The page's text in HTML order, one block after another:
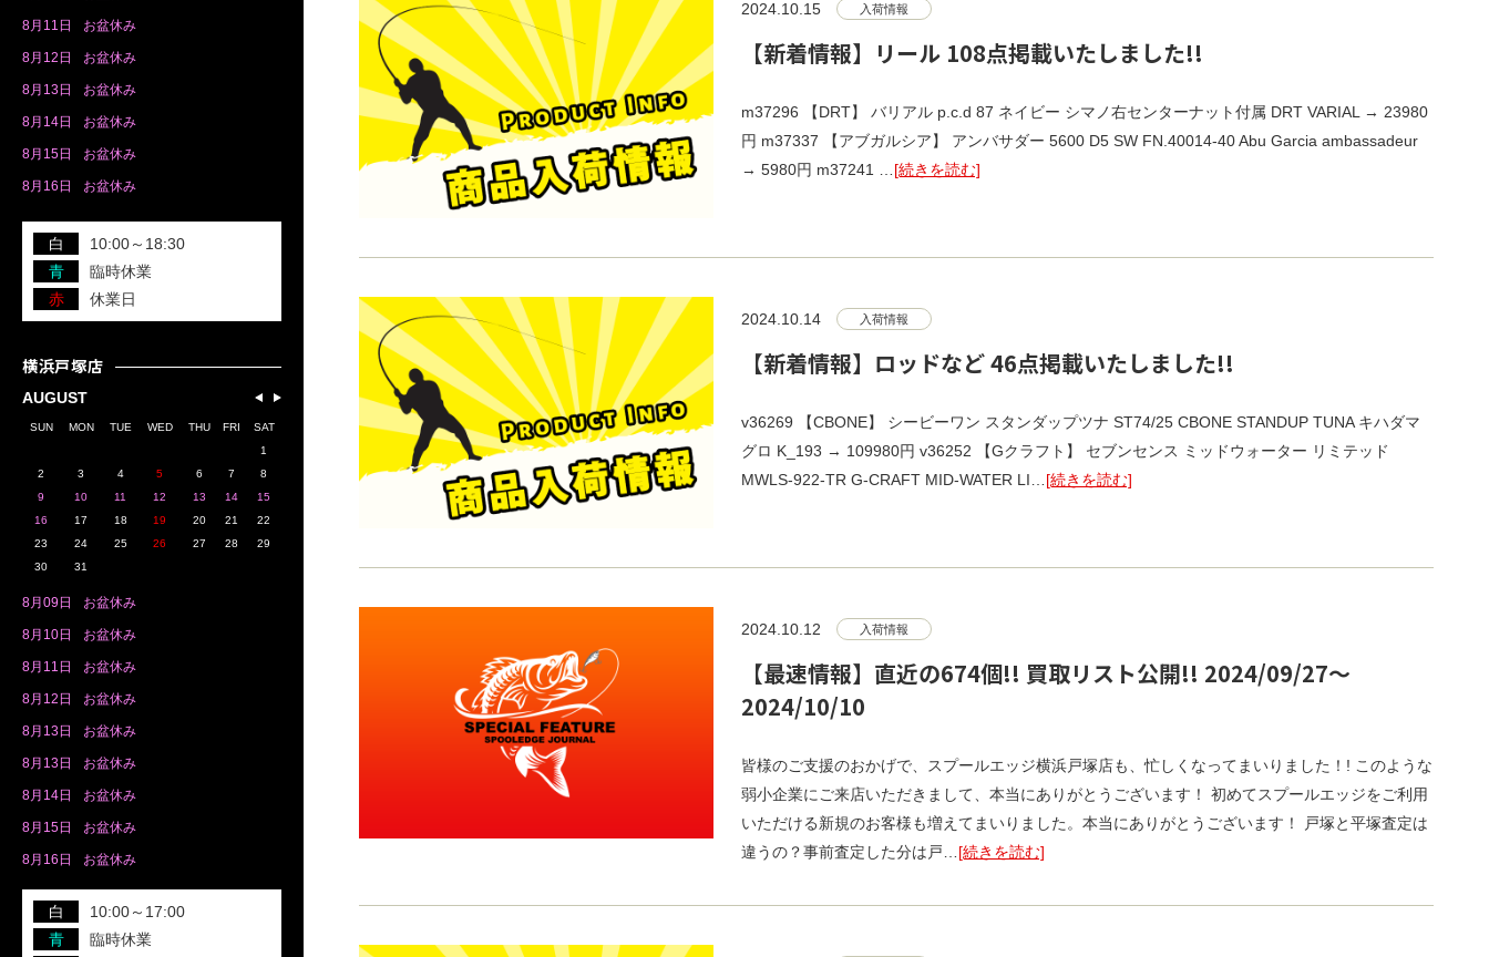
8月 11日 お盆休み
8月 12日 お盆休み
8月 13日 お盆休み
8月 14日 お盆休み
8月 15日 お盆休み
8月 16日 お盆休み
白
10:00～18:30
青
臨時休業
赤
休業日
横浜戸塚店
AUGUST
SUN MON TUE WED THU FRI
SAT
1
2
3 4 5 6 7
8
9
10 11 12 13 14
15
16
17 18 19 20 21
22
23
24 25 26 27 28
29
30
31
8月 09日 お盆休み
8月 10日 お盆休み
8月 11日 お盆休み
8月 12日 お盆休み
8月 13日 お盆休み
8月 13日 お盆休み
8月 14日 お盆休み
8月 15日 お盆休み
8月 16日 お盆休み
白
10:00～17:00
青
臨時休業
2024.10.15 入荷情報
【新着情報】リール 108点掲載いたしました!!
m37296 【DRT】 バリアル p.c.d 87 ネイビー シマノ右センターナット付属 DRT VARIAL → 23980
円 m37337 【アブガルシア】 アンバサダー 5600 D5 SW FN.40014-40 Abu Garcia ambassadeur
→ 5980円 m37241 …[続きを読む]
2024.10.14 入荷情報
【新着情報】ロッドなど 46点掲載いたしました!!
v36269 【CBONE】 シービーワン スタンダップツナ ST74/25 CBONE STANDUP TUNA キハダマ
グロ K_193 → 109980円 v36252 【Gクラフト】 セブンセンス ミッドウォーター リミテッド
MWLS-922-TR G-CRAFT MID-WATER LI…[続きを読む]
2024.10.12 入荷情報
【最速情報】直近の674個!! 買取リスト公開!! 2024/09/27～
2024/10/10
皆様のご支援のおかげで、スプールエッジ横浜戸塚店も、忙しくなってまいりました！! このような
弱小企業にご来店いただきまして、本当にありがとうございます！ 初めてスプールエッジをご利用
いただける新規のお客様も増えてまいりました。本当にありがとうございます！ 戸塚と平塚査定は
違うの？事前査定した分は戸…[続きを読む]